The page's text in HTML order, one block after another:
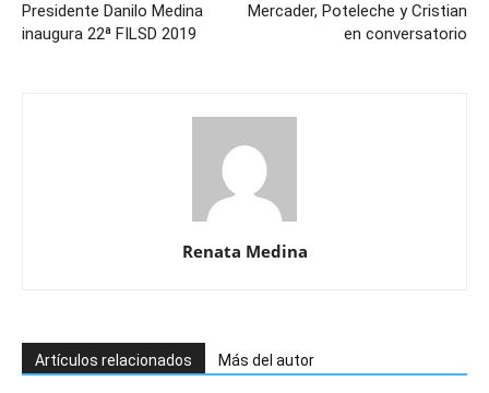
Presidente Danilo Medina
inaugura 22ª FILSD 2019
Mercader, Poteleche y Cristian
en conversatorio
Renata Medina
Artículos relacionados Más del autor